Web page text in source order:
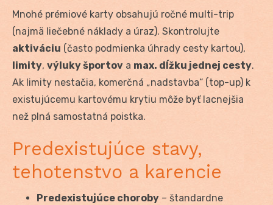
Mnohé prémiové karty obsahujú ročné multi-trip
(najmä liečebné náklady a úraz). Skontrolujte
aktiváciu (často podmienka úhrady cesty kartou),
limity, výluky športov a max. dĺžku jednej cesty.
Ak limity nestačia, komerčná „nadstavba“ (top-up) k
existujúcemu kartovému krytiu môže byť lacnejšia
než plná samostatná poistka.
Predexistujúce stavy,
tehotenstvo a karencie
Predexistujúce choroby – štandardne